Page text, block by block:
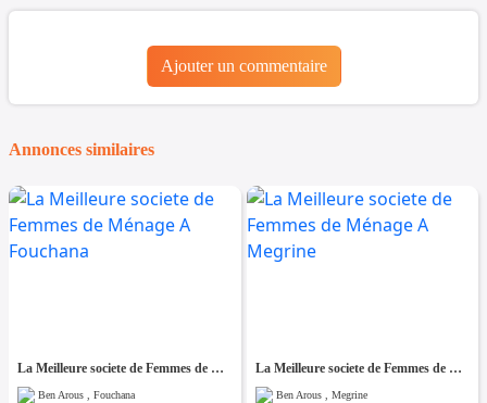
Ajouter un commentaire
Annonces similaires
La Meilleure societe de Femmes de Ménage A Fouchana
Ben Arous , Fouchana
La Meilleure societe de Femmes de Ménage A Megrine
Ben Arous , Megrine